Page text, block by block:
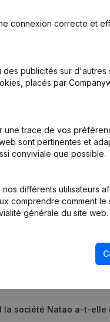
Morale, Ouverture
la société Natao a-t-elle
connexion correcte et
publicités sur d'autres
placés par
trace de vos
sont pertinentes et
conviviale que possible.
différents utilisateurs
comprendre comment
générale du site web.